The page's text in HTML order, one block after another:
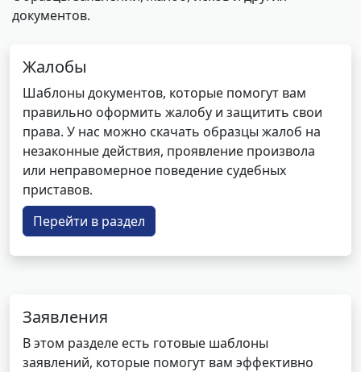
документов.
Жалобы
Шаблоны документов, которые помогут вам
правильно оформить жалобу и защитить свои
права. У нас можно скачать образцы жалоб на
незаконные действия, проявление произвола
или неправомерное поведение судебных
приставов.
Перейти в раздел
Заявления
В этом разделе есть готовые шаблоны
заявлений, которые помогут вам эффективно